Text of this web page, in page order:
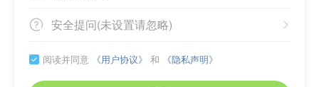
 
安全提问(未设置请忽略)
 阅读并同意 《用户协议》 和 《隐私声明》